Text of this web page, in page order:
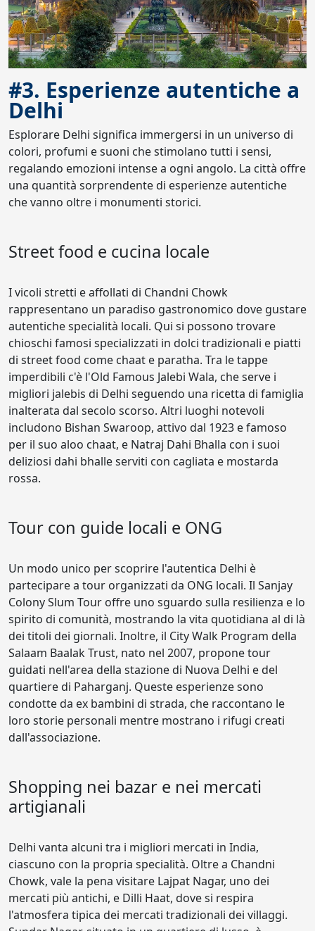
#3. Esperienze autentiche a
Delhi
Esplorare Delhi significa immergersi in un universo di
colori, profumi e suoni che stimolano tutti i sensi,
regalando emozioni intense a ogni angolo. La città offre
una quantità sorprendente di esperienze autentiche
che vanno oltre i monumenti storici.
Street food e cucina locale
I vicoli stretti e affollati di Chandni Chowk
rappresentano un paradiso gastronomico dove gustare
autentiche specialità locali. Qui si possono trovare
chioschi famosi specializzati in dolci tradizionali e piatti
di street food come chaat e paratha. Tra le tappe
imperdibili c'è l'Old Famous Jalebi Wala, che serve i
migliori jalebis di Delhi seguendo una ricetta di famiglia
inalterata dal secolo scorso. Altri luoghi notevoli
includono Bishan Swaroop, attivo dal 1923 e famoso
per il suo aloo chaat, e Natraj Dahi Bhalla con i suoi
deliziosi dahi bhalle serviti con cagliata e mostarda
rossa.
Tour con guide locali e ONG
Un modo unico per scoprire l'autentica Delhi è
partecipare a tour organizzati da ONG locali. Il Sanjay
Colony Slum Tour offre uno sguardo sulla resilienza e lo
spirito di comunità, mostrando la vita quotidiana al di là
dei titoli dei giornali. Inoltre, il City Walk Program della
Salaam Baalak Trust, nato nel 2007, propone tour
guidati nell'area della stazione di Nuova Delhi e del
quartiere di Paharganj. Queste esperienze sono
condotte da ex bambini di strada, che raccontano le
loro storie personali mentre mostrano i rifugi creati
dall'associazione.
Shopping nei bazar e nei mercati
artigianali
Delhi vanta alcuni tra i migliori mercati in India,
ciascuno con la propria specialità. Oltre a Chandni
Chowk, vale la pena visitare Lajpat Nagar, uno dei
mercati più antichi, e Dilli Haat, dove si respira
l'atmosfera tipica dei mercati tradizionali dei villaggi.